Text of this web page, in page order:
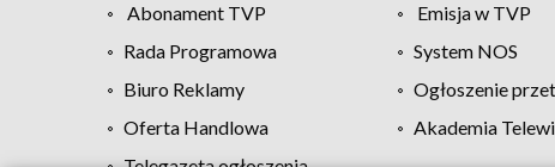
Abonament TVP Emisja w TVP
Rada Programowa
System NOS
Biuro Reklamy
Ogłoszenie
Oferta Handlowa
Akademia